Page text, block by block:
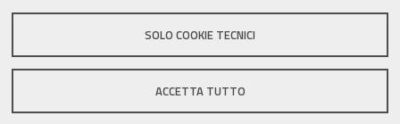
SOLO COOKIE TECNICI
ACCETTA TUTTO
Gestisci i cookie
Dichiarazione di accessibilità